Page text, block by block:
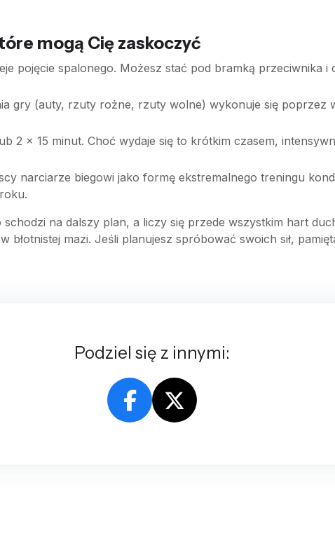
mogą Cię zaskoczyć
pojęcie spalonego. Możesz stać pod bramką przeciwnika
gry (auty, rzuty rożne, rzuty wolne) wykonuje się poprzez
2 x 15 minut. Choć wydaje się to krótkim czasem,
narciarze biegowi jako formę ekstremalnego treningu
na dalszy plan, a liczy się przede wszystkim hart
błotnistej mazi. Jeśli planujesz spróbować swoich sił,
Podziel się z innymi: